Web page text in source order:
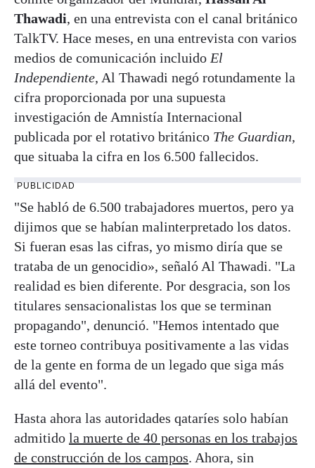
Thawadi, en una entrevista con el canal británico
TalkTV. Hace meses, en una entrevista con varios
medios de comunicación incluido El
Independiente, Al Thawadi negó rotundamente la
cifra proporcionada por una supuesta
investigación de Amnistía Internacional
publicada por el rotativo británico The Guardian,
que situaba la cifra en los 6.500 fallecidos.
PUBLICIDAD
"Se habló de 6.500 trabajadores muertos, pero ya
dijimos que se habían malinterpretado los datos.
Si fueran esas las cifras, yo mismo diría que se
trataba de un genocidio», señaló Al Thawadi. "La
realidad es bien diferente. Por desgracia, son los
titulares sensacionalistas los que se terminan
propagando", denunció. "Hemos intentado que
este torneo contribuya positivamente a las vidas
de la gente en forma de un legado que siga más
allá del evento".
Hasta ahora las autoridades qataríes solo habían
admitido la muerte de 40 personas en los trabajos
de construcción de los campos. Ahora, sin